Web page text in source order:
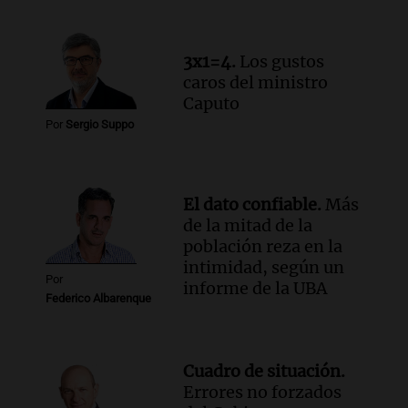
Episodios
Audio.
Tormentas y filtraciones: "El
agua entra por donde menos
imaginamos"
Una Mañana para todos Rosario
Por Sergio Suppo
3x1=4. Los gustos
caros del ministro
Caputo
Por
Federico Albarenque
El dato confiable. Más
de la mitad de la
población reza en la
intimidad, según un
informe de la UBA
Cuadro de situación.
Errores no forzados